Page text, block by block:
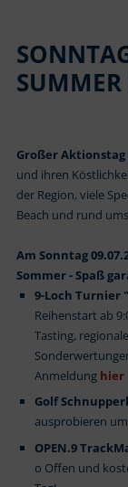
SUMMER
Großer
und ihren
der Region, viele
Beach und rund
Am Sonntag
Sommer - Spaß
9-Loch Turnier
Reihenstart ab
Tasting,
Anmeldung hier
Golf
ausprobieren
OPEN.9
o Offen und